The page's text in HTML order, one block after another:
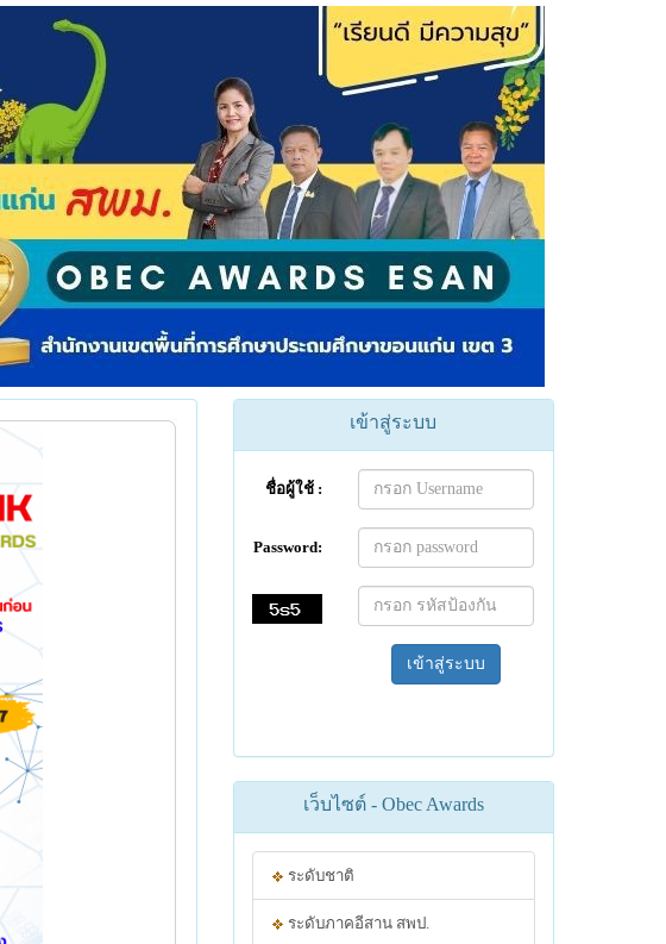
เข้าสู่ระบบ
ชื่อผู้ใช้ :
Password:
เข้าสู่ระบบ
เว็บไซต์ - Obec Awards
ระดับชาติ
ระดับภาคอีสาน สพป.